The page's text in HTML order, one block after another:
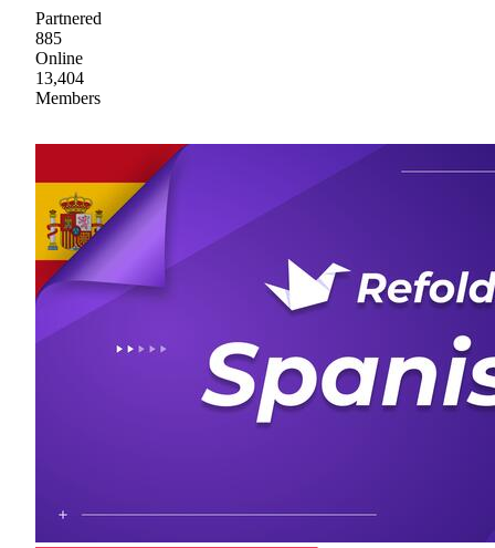
Partnered
885
Online
13,404
Members